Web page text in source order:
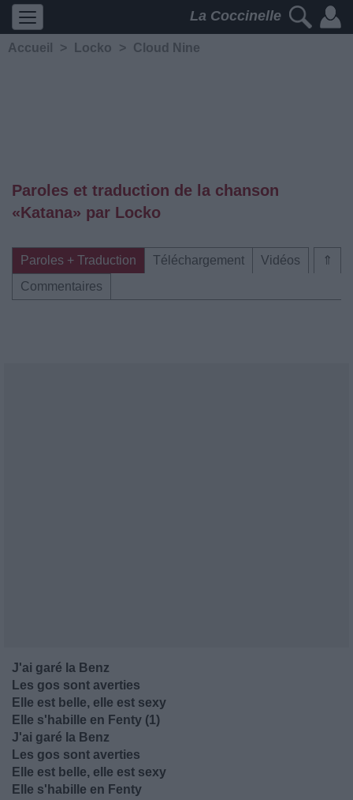
La Coccinelle
Accueil > Locko > Cloud Nine
Paroles et traduction de la chanson
«Katana» par Locko
⇑
Paroles + Traduction Téléchargement
Vidéos
Commentaires
J'ai garé la Benz
Les gos sont averties
Elle est belle, elle est sexy
Elle s'habille en Fenty (1)
J'ai garé la Benz
Les gos sont averties
Elle est belle, elle est sexy
Elle s'habille en Fenty